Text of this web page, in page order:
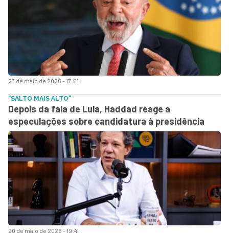
23 de maio de 2026 - 17:51
20 de maio de 2026 - 19:41
"SALTO MAIS ALTO"
Depois da fala de Lula, Haddad reage a
especulações sobre candidatura à presidência